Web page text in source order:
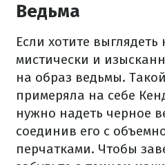
Ведьма
Если хотите выглядеть
мистически и
на образ ведьмы.
примеряла на себе
нужно надеть черное
соединив его с
перчатками. Чтобы